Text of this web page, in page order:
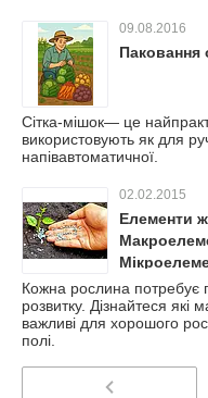
09.08.2016
Паковання
Сітка-мішок— це
використовують як для
напівавтоматичної.
02.02.2015
Елементи
Кожна рослина потребує
розвитку. Дізнайтеся які
важливі для хорошого
полі.